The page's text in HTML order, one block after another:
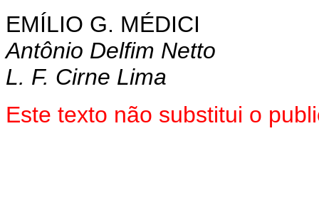
EMÍLIO G. MÉDICI
Antônio Delfim Netto
L. F. Cirne Lima
Este texto não substitui o